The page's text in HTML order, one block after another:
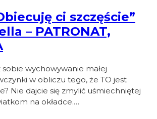
ci szczęście”
– PATRONAT,
sobie wychowywanie małej
w obliczu tego, że TO jest
Nie dajcie się zmylić uśmiechniętej
na okładce.…